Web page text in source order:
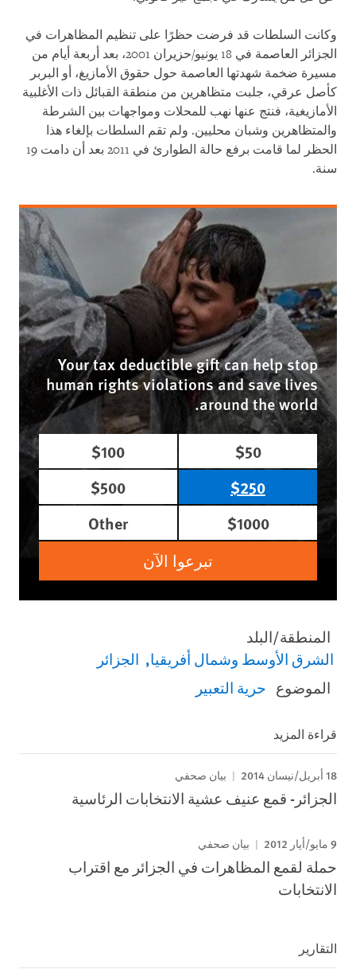
وكانت السلطات قد فرضت حظرًا على تنظيم المظاهرات في
الجزائر العاصمة في 18 يونيو/حزيران 2001، بعد أربعة أيام من
مسيرة ضخمة شهدتها العاصمة حول حقوق الأمازيغ، أو البربر
كأصل عرقي، جلبت متظاهرين من منطقة القبائل ذات الأغلبية
الأمازيغية، فنتج عنها نهب للمحلات ومواجهات بين الشرطة
والمتظاهرين وشبان محليين. ولم تقم السلطات بإلغاء هذا
الحظر لما قامت برفع حالة الطوارئ في 2011 بعد أن دامت 19
سنة.
Your tax deductible gift can help stop
human rights violations and save lives
around the world.
$50
$100
$250
$500
$1000
Other
تبرعوا الآن
المنطقة/البلد
الشرق الأوسط وشمال أفريقيا الجزائر
الموضوع حرية التعبير
قراءة المزيد
18 أبريل/نيسان 2014 بيان صحفي
الجزائر- قمع عنيف عشية الانتخابات الرئاسية
9 مايو/أيار 2012 بيان صحفي
حملة لقمع المظاهرات في الجزائر مع اقتراب
الانتخابات
التقارير